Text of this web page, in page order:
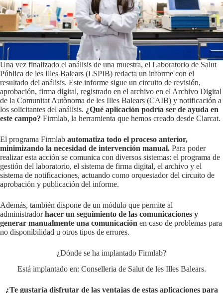
Una vez finalizado el análisis de una muestra, el Laboratorio de Salut
Pública de les Illes Balears (LSPIB) redacta un informe con el
resultado del análisis. Este informe sigue un circuito de revisión,
aprobación, firma digital, registrado en el archivo en el Archivo Digital
de la Comunitat Autònoma de les Illes Balears (CAIB) y notificación a
los solicitantes del análisis. ¿Qué aplicación podría ser de ayuda en
este campo? Firmlab, la herramienta que hemos creado desde Clarcat.
El programa Firmlab automatiza todo el proceso anterior,
minimizando la necesidad de intervención manual. Para poder
realizar esta acción se comunica con diversos sistemas: el programa de
gestión del laboratorio, el sistema de firma digital, el archivo y el
sistema de notificaciones, actuando como orquestador del circuito de
aprobación y publicación del informe.
Además, también dispone de un módulo que permite al
administradorhacer un seguimiento de las comunicaciones y
generar manualmente una comunicación en caso de problemas para
no disponibilidad u otros tipos de errores.
¿Dónde se ha implantado Firmlab?
Está implantado en: Conselleria de Salut de les Illes Balears.
¿Te gustaría disfrutar de las ventajas de estas aplicaciones para